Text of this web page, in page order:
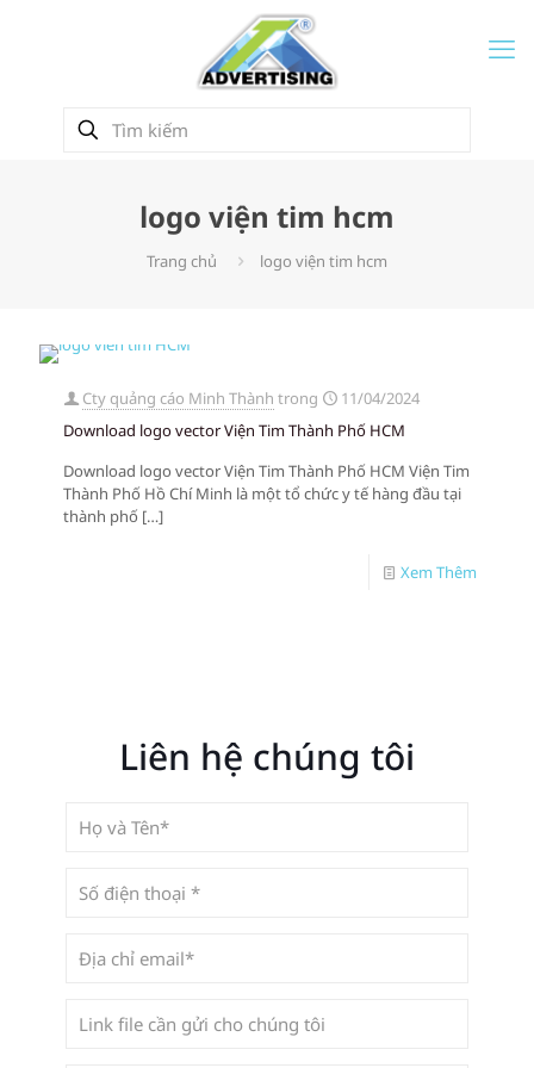
logo viện tim hcm
Trang chủ logo viện tim hcm
Cty quảng cáo Minh Thành trong
11/04/2024
Download logo vector Viện Tim Thành Phố HCM
Download logo vector Viện Tim Thành Phố HCM Viện Tim
Thành Phố Hồ Chí Minh là một tổ chức y tế hàng đầu tại
thành phố […]
Xem Thêm
Liên hệ chúng tôi